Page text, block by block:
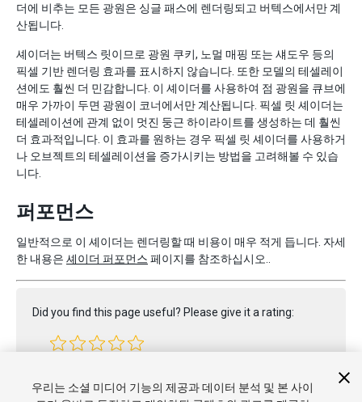
더에 비추는 모든 광원은 싱글 패스에 렌더링되고 버텍스에서만 계
산됩니다.
셰이더는 버텍스 릿이므로 광원 쿠키, 노멀 매핑 또는 섀도우 등의
픽셀 기반 렌더링 효과를 표시하지 않습니다. 또한 모델의 테셀레이
션에도 훨씬 더 민감합니다. 이 셰이더를 사용하여 점 광원을 큐브에
매우 가까이 두면 광원이 코너에서만 계산됩니다. 픽셀 릿 셰이더는
테셀레이션에 관계 없이 멋진 둥근 하이라이트를 생성하는 데 훨씬
더 효과적입니다. 이 효과를 원하는 경우 픽셀 릿 셰이더를 사용하거
나 오브젝트의 테셀레이션을 증가시키는 방법을 고려해볼 수 있습
니다.
퍼포먼스
일반적으로 이 셰이더는 렌더링할 때 비용이 매우 적게 듭니다. 자세
한 내용은 셰이더 퍼포먼스 페이지를 참조하십시오..
Did you find this page useful? Please give it a rating:
우리는 소셜 미디어 기능의 제공과 데이터 분석 및 본 사이